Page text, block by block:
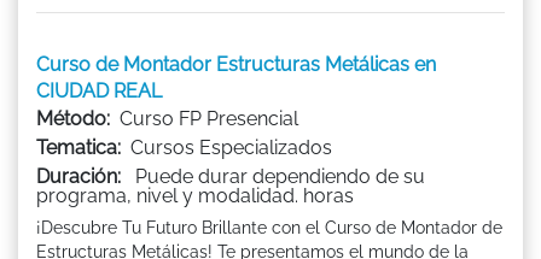
Curso de Montador Estructuras Metálicas en
CIUDAD REAL
Método: Curso FP Presencial
Tematica: Cursos Especializados
Duración:
Puede durar dependiendo de su
programa, nivel y modalidad. horas
¡Descubre Tu Futuro Brillante con el Curso de Montador de
Estructuras Metálicas! Te presentamos el mundo de la